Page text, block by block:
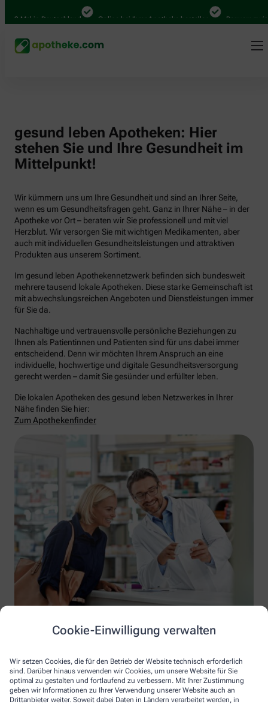
Cookie-Einwilligung verwalten
Wir setzen Cookies, die für den Betrieb der Website technisch erforderlich
sind. Darüber hinaus verwenden wir Cookies, um unsere Website für Sie
optimal zu gestalten und fortlaufend zu verbessern. Mit Ihrer Zustimmung
geben wir Informationen zu Ihrer Verwendung unserer Website auch an
Drittanbieter weiter. Soweit dabei Daten in Ländern verarbeitet werden, in
Mal in Deutschland Online bei Ihrer Apotheke bestellen Bequem
gesund leben Apotheken: Hier
stehen Sie und Ihre Gesundheit im
Mittelpunkt!
Wir kümmern uns um Ihre Gesundheit und sind an Ihrer Seite,
wenn es um Gesundheitsfragen geht. Ganz in Ihrer Nähe – in der
Apotheke vor Ort – beraten wir Sie professionell und mit viel
Herzblut. Wir versorgen Sie mit wichtigen Medikamenten, aber
auch mit individuellen Gesundheitsleistungen und attraktiven
Produkten aus unserem Sortiment.
Im gesund leben Apothekennetzwerk befinden sich bundesweit
mehrere tausend lokale Apotheken. Diese starke Gemeinschaft ist
mit abwechslungsreichen Angeboten und Dienstleistungen immer
für Sie da.
Nachhaltige und vertrauensvolle persönliche Beziehungen zu
Ihnen als Patientinnen und Patienten sind für uns dabei immer
entscheidend. Denn wir möchten Ihrem Anspruch an eine
individuelle, hochwertige und digitale Gesundheitsversorgung
gerecht werden – damit Sie gesünder und erfüllter leben.
Die lokalen Apotheken des gesund leben Netzwerkes in Ihrer
Nähe finden Sie hier:
Zum Apothekenfinder